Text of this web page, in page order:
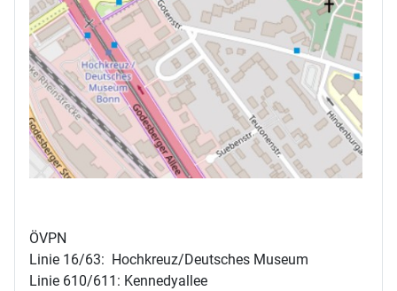
ÖVPN
Linie 16/63: Hochkreuz/Deutsches Museum
Linie 610/611: Kennedyallee